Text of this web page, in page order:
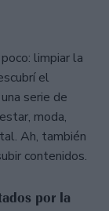
limpiar la
el
serie de
moda,
Ah, también
contenidos.
por la